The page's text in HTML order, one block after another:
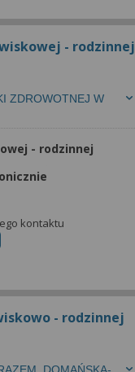
- rodzinnej
ZDROWOTNEJ W
- rodzinnej
kontaktu
rejestracji
- rodzinnej